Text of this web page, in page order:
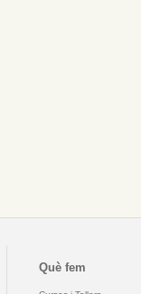
Què fem